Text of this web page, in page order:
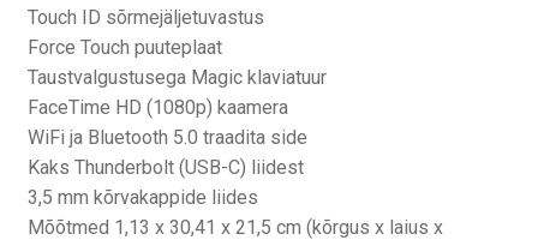
Touch ID sõrmejäljetuvastus
Force Touch puuteplaat
Taustvalgustusega Magic klaviatuur
FaceTime HD (1080p) kaamera
WiFi ja Bluetooth 5.0 traadita side
Kaks Thunderbolt (USB-C) liidest
3,5 mm kõrvakappide liides
Mõõtmed 1,13 x 30,41 x 21,5 cm (kõrgus x laius x